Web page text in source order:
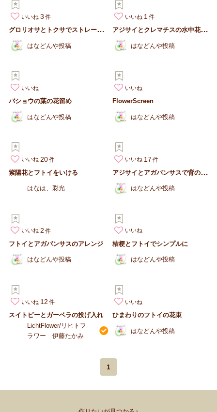
いいね 3
グ
ロリオサとトクサでストレートなデザイン
はなどんや投稿
いいね 1
ア
ジサイとクレマチスの水中花アレンジ
はなどんや投稿
いいね
バショウの葉の花留め
はなどんや投稿
いいね
FlowerScreen
はなどんや投稿
いいね 20
紫陽花とフトイをいける
はなは、彩光
いいね 17
はなどんや投稿
いいね 2
フトイとアガパンサスのアレンジ
はなどんや投稿
いいね
桔梗とフトイでシンプルに
はなどんや投稿
いいね 12
スイトピーとガーベラの投げ入れ
LichtFlower/リヒトフ
ラワー 伊藤たかみ
いいね
ひまわりのフトイの花束
はなどんや投稿
1